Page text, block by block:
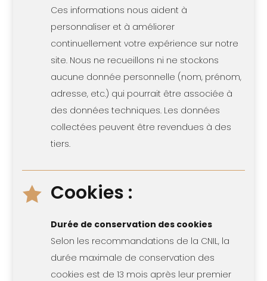
Ces informations nous aident à
personnaliser et à améliorer
continuellement votre expérience sur notre
site. Nous ne recueillons ni ne stockons
aucune donnée personnelle (nom, prénom,
adresse, etc.) qui pourrait être associée à
des données techniques. Les données
collectées peuvent être revendues à des
tiers.
 Cookies :
Durée de conservation des cookies
Selon les recommandations de la CNIL, la
durée maximale de conservation des
cookies est de 13 mois après leur premier